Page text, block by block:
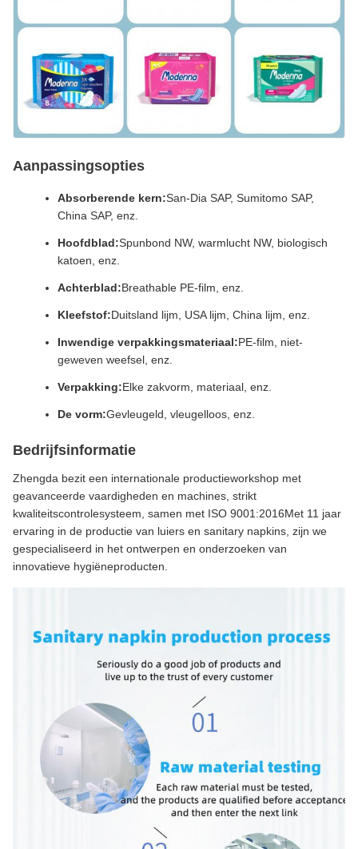
Aanpassingsopties
Absorberende kern:San-Dia SAP, Sumitomo SAP,
China SAP, enz.
Hoofdblad:Spunbond NW, warmlucht NW, biologisch
katoen, enz.
Achterblad:Breathable PE-film, enz.
Kleefstof:Duitsland lijm, USA lijm, China lijm, enz.
Inwendige verpakkingsmateriaal:PE-film, niet-
geweven weefsel, enz.
Verpakking:Elke zakvorm, materiaal, enz.
De vorm:Gevleugeld, vleugelloos, enz.
Bedrijfsinformatie
Zhengda bezit een internationale productieworkshop met
geavanceerde vaardigheden en machines, strikt
kwaliteitscontrolesysteem, samen met ISO 9001:2016Met 11 jaar
ervaring in de productie van luiers en sanitary napkins, zijn we
gespecialiseerd in het ontwerpen en onderzoeken van
innovatieve hygiëneproducten.